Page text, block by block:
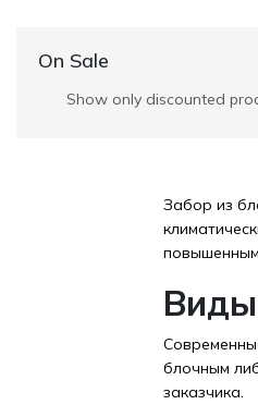
On Sale
Show only discounted
Забор из
блочным
заказчика.